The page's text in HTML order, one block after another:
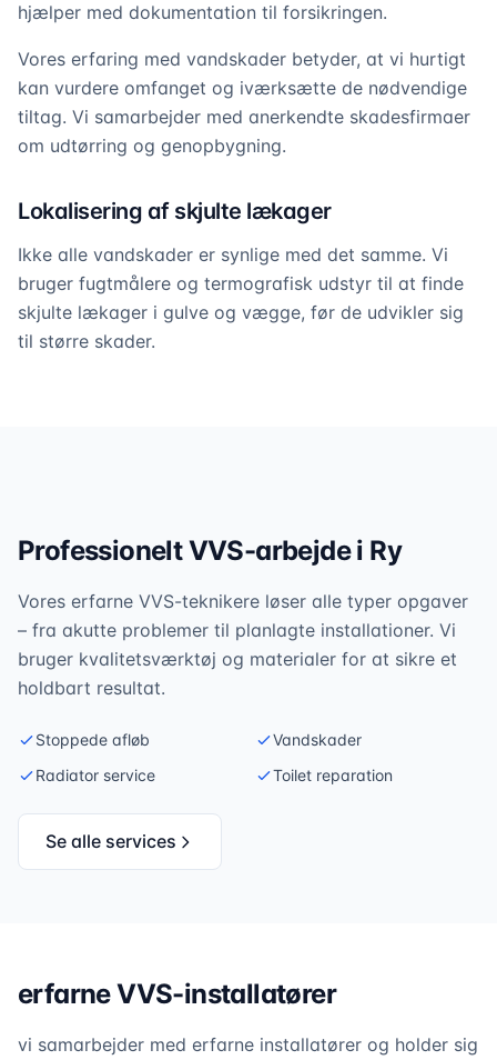
hjælper med dokumentation til forsikringen.
Vores erfaring med vandskader betyder, at vi hurtigt
kan vurdere omfanget og iværksætte de nødvendige
tiltag. Vi samarbejder med anerkendte skadesfirmaer
om udtørring og genopbygning.
Lokalisering af skjulte lækager
Ikke alle vandskader er synlige med det samme. Vi
bruger fugtmålere og termografisk udstyr til at finde
skjulte lækager i gulve og vægge, før de udvikler sig
til større skader.
Professionelt VVS-arbejde i Ry
Vores erfarne VVS-teknikere løser alle typer opgaver
– fra akutte problemer til planlagte installationer. Vi
bruger kvalitetsværktøj og materialer for at sikre et
holdbart resultat.
Stoppede afløb
Vandskader
Radiator service
Toilet reparation
Se alle services
erfarne VVS-installatører
vi samarbejder med erfarne installatører og holder sig